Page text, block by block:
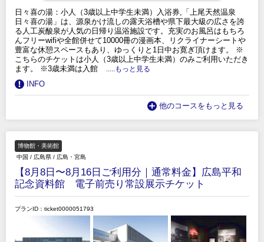
日々喜の湯：小人（3歳以上中学生未満）入浴券,「上尾天然温泉
日々喜の湯」は、源泉かけ流しの露天浴槽や県下最大級の広さを誇
る人工炭酸泉が人気の日帰り温浴施設です。充実のお風呂はもちろ
んフリーwifiや全館併せて10000冊の漫画本、リクライナーシートや
豊富な休憩スペースもあり、ゆっくりと1日中お寛ぎ頂けます。 ※
こちらのチケットは小人（3歳以上中学生未満）のみご利用いただき
ます。 ※3歳未満は入館
.....もっと見る
INFO
他のコースをもっと見る
博物館・美術館
中国 / 広島県 / 広島・宮島
【8月8日〜8月16日ご利用分｜通常料金】広島平和
記念資料館 電子前売り常設展示チケット
プランID：ticket0000051793